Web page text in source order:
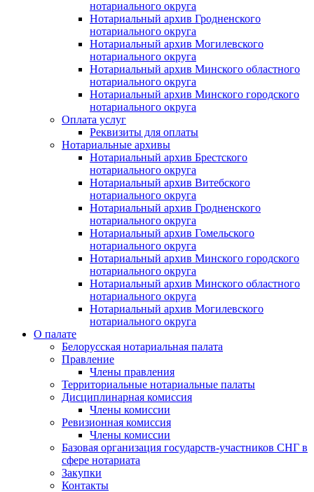
нотариального округа
Нотариальный архив Гродненского
нотариального округа
Нотариальный архив Могилевского
нотариального округа
Нотариальный архив Минского областного
нотариального округа
Нотариальный архив Минского городского
нотариального округа
Оплата услуг
Реквизиты для оплаты
Нотариальные архивы
Нотариальный архив Брестского
нотариального округа
Нотариальный архив Витебского
нотариального округа
Нотариальный архив Гродненского
нотариального округа
Нотариальный архив Гомельского
нотариального округа
Нотариальный архив Минского городского
нотариального округа
Нотариальный архив Минского областного
нотариального округа
Нотариальный архив Могилевского
нотариального округа
О палате
Белорусская нотариальная палата
Правление
Члены правления
Территориальные нотариальные палаты
Дисциплинарная комиссия
Члены комиссии
Ревизионная комиссия
Члены комиссии
Базовая организация государств-участников СНГ в
сфере нотариата
Закупки
Контакты